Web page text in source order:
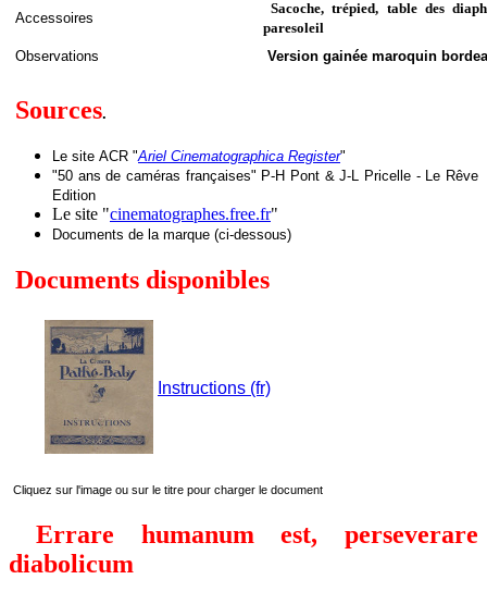
Accessoires
Sacoche, trépied, table des
paresoleil
Observations
Version gainée maroquin
Sources.
Le site ACR "Ariel Cinematographica Register"
"50 ans de caméras françaises" P-H Pont & J-L Pricelle - Le Rêve
Edition
Le site "cinematographes.free.fr"
Documents de la marque (ci-dessous)
Documents disponibles
Instructions (fr)
Cliquez sur l'image ou sur le titre pour charger le document
Errare humanum est, perseverare
diabolicum